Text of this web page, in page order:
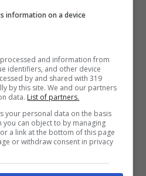
information on a device
and information from
identifiers, and other device
by and shared with 319
by this site. We and our partners
data. List of partners.
your personal data on the basis
you can object to by managing
a link at the bottom of this page
or withdraw consent in privacy